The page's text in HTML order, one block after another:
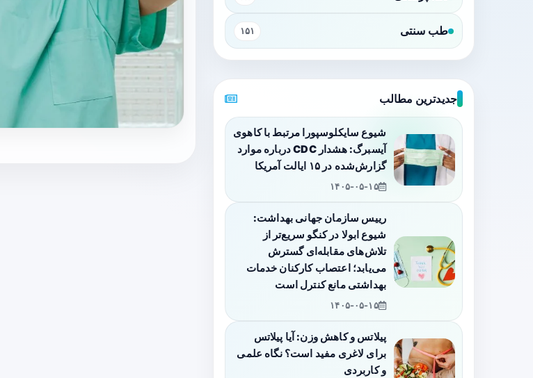
طب سنتی ۱۵۱
جدیدترین مطالب
شیوع سایکلوسپورا مرتبط با کاهوی
آیسبرگ: هشدار CDC درباره موارد
گزارش‌شده در ۱۵ ایالت آمریکا
۱۴۰۵-۰۵-۱۵
رییس سازمان جهانی بهداشت:
شیوع ابولا در کنگو سریع‌تر از
تلاش‌های مقابله‌ای گسترش
می‌یابد؛ اعتصاب کارکنان خدمات
بهداشتی مانع کنترل است
۱۴۰۵-۰۵-۱۵
پیلاتس و کاهش وزن: آیا پیلاتس
برای لاغری مفید است؟ نگاه علمی
و کاربردی